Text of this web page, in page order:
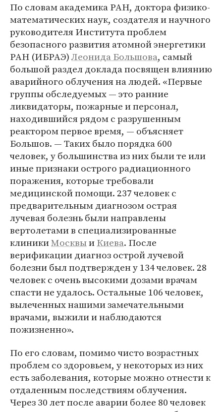
По словам академика РАН, доктора физико-
математических наук, создателя и научного
руководителя Института проблем
безопасного развития атомной энергетики
РАН (ИБРАЭ)Леонида Большова, самый
большой раздел доклада посвящен влиянию
аварийного облучения на людей. «Первые
группы обследуемых — это ранние
ликвидаторы, пожарные и персонал,
находившийся рядом с разрушенным
реактором первое время, — объясняет
Большов. — Таких было порядка 600
человек, у большинства из них были те или
иные признаки острого радиационного
поражения, которые требовали
медицинской помощи. 237 человек с
предварительным диагнозом острая
лучевая болезнь были направлены
вертолетами в специализированные
клиникиМосквыиКиева. После
верификации диагноз острой лучевой
болезни был подтвержден у 134 человек. 28
человек с очень высокими дозами врачам
спасти не удалось. Остальные 106 человек,
вылеченных нашими замечательными
врачами, выжили и наблюдаются
пожизненно».
По его словам, помимо чисто возрастных
проблем со здоровьем, у некоторых из них
есть заболевания, которые можно отнести к
отдаленным последствиям облучения.
Через 30 лет после аварии более 80 человек